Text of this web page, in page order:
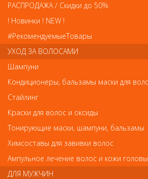
SEO
2072RE Babyliss Щипцы-
нанотитан. 24х120мм,
Арт.2072RE-красн
РАСПРОДАЖА / Скидки до 50%
! Новинки ! NEW !
#РекомендуемыеТовары
УХОД ЗА ВОЛОСАМИ
Шампуни
Кондиционеры, бальзамы маски для
Стайлинг
Краски для волос и оксиды
Тонирующие маски, шампуни, бальзамы
Химсоставы для завивки волос
Ампульное лечение волос и кожи головы
ДЛЯ МУЖЧИН